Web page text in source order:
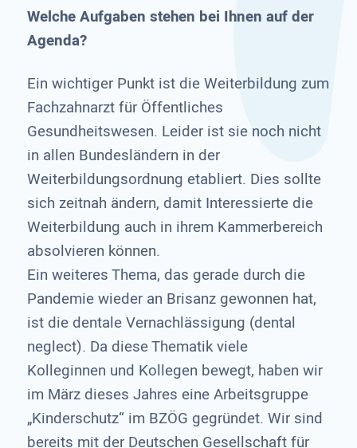
Welche Aufgaben stehen bei Ihnen auf der
Agenda?
Ein wichtiger Punkt ist die Weiterbildung zum
Fachzahnarzt für Öffentliches
Gesundheitswesen. Leider ist sie noch nicht
in allen Bundesländern in der
Weiterbildungsordnung etabliert. Dies sollte
sich zeitnah ändern, damit Interessierte die
Weiterbildung auch in ihrem Kammerbereich
absolvieren können.
Ein weiteres Thema, das gerade durch die
Pandemie wieder an Brisanz gewonnen hat,
ist die dentale Vernachlässigung (dental
neglect). Da diese Thematik viele
Kolleginnen und Kollegen bewegt, haben wir
im März dieses Jahres eine Arbeitsgruppe
„Kinderschutz“ im BZÖG gegründet. Wir sind
bereits mit der Deutschen Gesellschaft für